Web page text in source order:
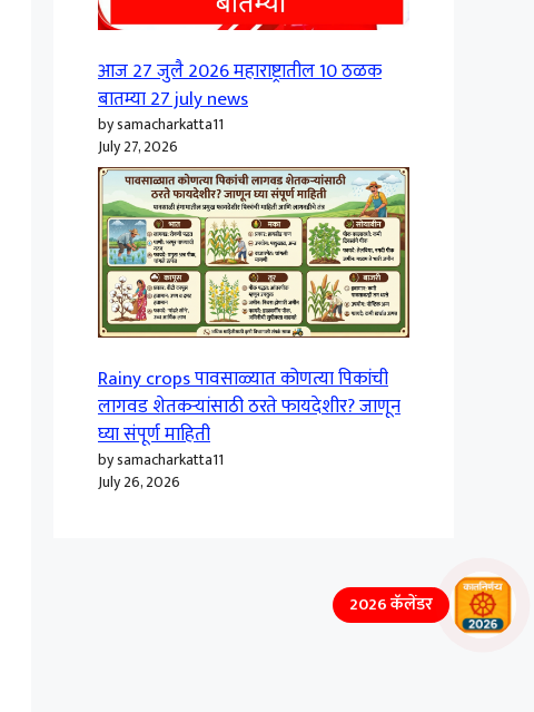
आज 27 जुलै 2026 महाराष्ट्रातील 10 ठळक
बातम्या 27 july news
by samacharkatta11
July 27, 2026
Rainy crops पावसाळ्यात कोणत्या पिकांची
लागवड शेतकऱ्यांसाठी ठरते फायदेशीर? जाणून
घ्या संपूर्ण माहिती
by samacharkatta11
July 26, 2026
2026 कॅलेंडर